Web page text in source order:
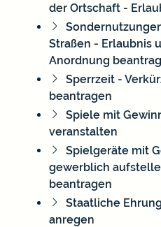
der Ortschaft -
Straßen - Erlaubnis
Anordnung
Sperrzeit -
beantragen
Spiele mit
veranstalten
Spielgeräte mit
gewerblich
beantragen
Staatliche
anregen